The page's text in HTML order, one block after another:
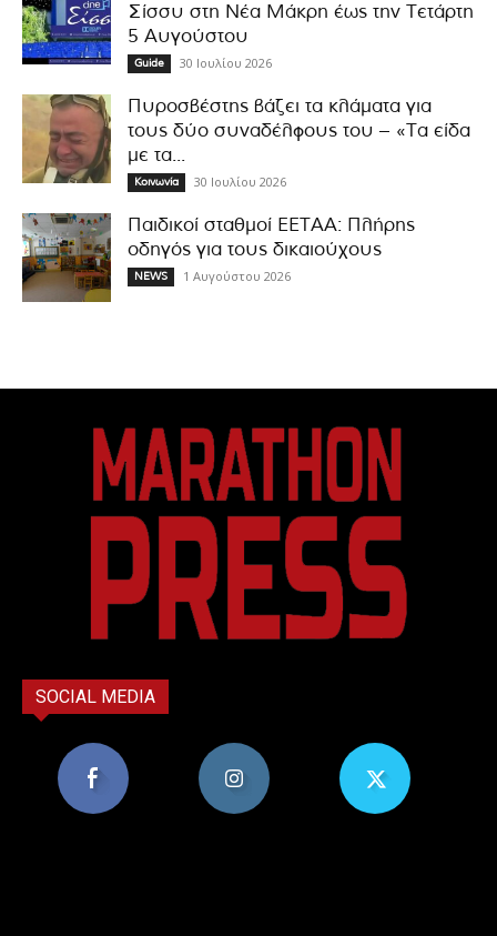
Σίσσυ στη Νέα Μάκρη έως την Τετάρτη
5 Αυγούστου
Guide 30 Ιουλίου 2026
Πυροσβέστης βάζει τα κλάματα για
τους δύο συναδέλφους του – «Τα είδα
με τα...
Κοινωνία 30 Ιουλίου 2026
Παιδικοί σταθμοί ΕΕΤΑΑ: Πλήρης
οδηγός για τους δικαιούχους
NEWS 1 Αυγούστου 2026
SOCIAL MEDIA